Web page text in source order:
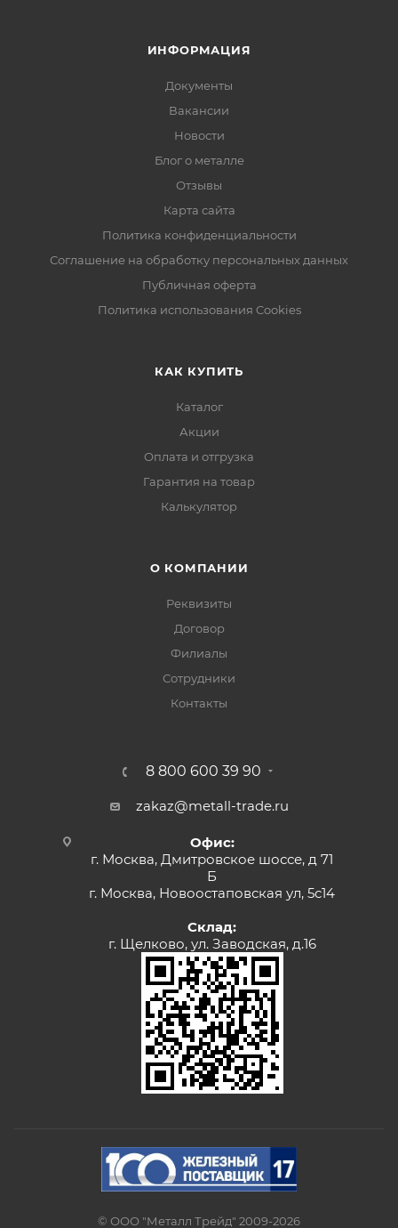
ИНФОРМАЦИЯ
Документы
Вакансии
Новости
Блог о металле
Отзывы
Карта сайта
Политика конфиденциальности
Соглашение на обработку персональных данных
Публичная оферта
Политика использования Cookies
КАК КУПИТЬ
Каталог
Акции
Оплата и отгрузка
Гарантия на товар
Калькулятор
О КОМПАНИИ
Реквизиты
Договор
Филиалы
Сотрудники
Контакты
8 800 600 39 90
zakaz@metall-trade.ru
Офис:
г. Москва, Дмитровское шоссе, д 71
Б
г. Москва, Новоостаповская ул, 5с14
Склад:
г. Щелково, ул. Заводская, д.16
© ООО "Металл Трейд" 2009-2026